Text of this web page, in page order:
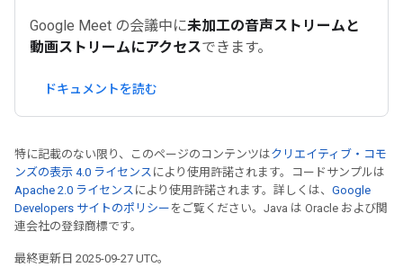
Google Meet の会議中に未加工の音声ストリームと
動画ストリームにアクセスできます。
ドキュメントを読む
特に記載のない限り、このページのコンテンツはクリエイティブ・コモ
ンズの表示 4.0 ライセンス により使用許諾されます。コードサンプルは
Apache 2.0 ライセンス により使用許諾されます。詳しくは、 Google
Developers サイトのポリシー をご覧ください。Java は Oracle および関
連会社の登録商標です。
最終更新日 2025-09-27 UTC。